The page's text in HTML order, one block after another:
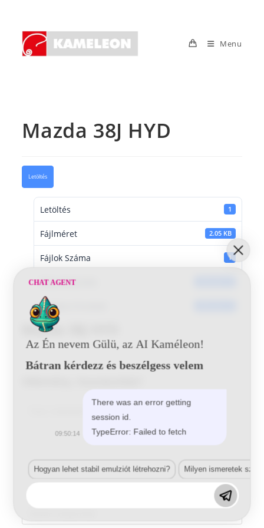
content
Menu
Mazda 38J HYD
Letöltés
Letöltés 1
Fájlméret 2.05 KB
Fájlok Száma 1
Dátumkészítés
Utoljára frissített
Mazda 38J HYD
Enter
your
CHAT AGENT
Az Én nevem Gülü, az AI Kaméleon!
Bátran kérdezz és beszélgess velem
There was an error getting
session id.
TypeError: Failed to fetch
09:50:14
Hogyan lehet stabil emulziót létrehozni? Milyen ismeretek